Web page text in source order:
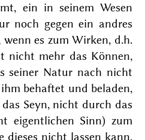
ein in seinem Wesen
noch gegen ein andres
es zum Wirken, d.h.
nicht mehr das Können,
seiner Natur nach nicht
behaftet und beladen,
Seyn, nicht durch das
eigentlichen Sinn) zum
nicht lassen kann,